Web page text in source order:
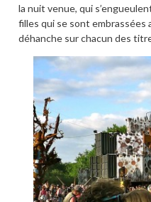
la nuit venue, qui
filles qui se sont embrassées
déhanche sur chacun des